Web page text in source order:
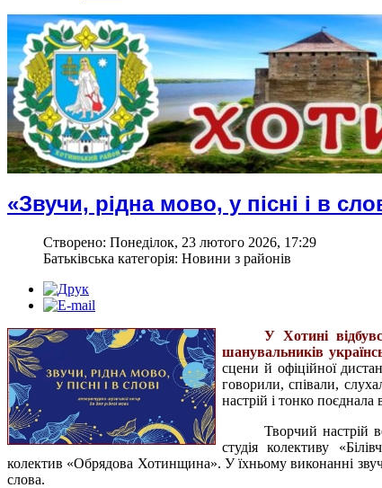
«Звучи, рідна мово, у пісні і в
Створено: Понеділок, 23 лютого 2026, 17:29
Батьківська категорія: Новини з районів
У Хотині
шанувальників
сцени й офіційної
говорили, співали,
настрій і тонко
Творчий настрій
студія колективу
колектив «Обрядова Хотинщина». У їхньому виконанні
слова.